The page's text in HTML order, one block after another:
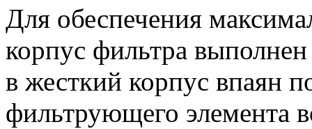
Для обеспечения
корпус фильтра
в жесткий корпус впаян
фильтрующего элемента